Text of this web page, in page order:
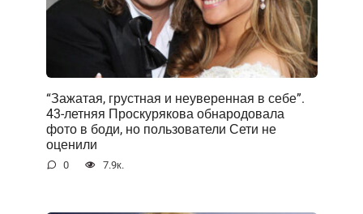
“Зажатая, грустная и неуверенная в себе”.
43-летняя Проскурякова обнародовала
фото в боди, но пользователи Сети не
оценили
0 7.9к.